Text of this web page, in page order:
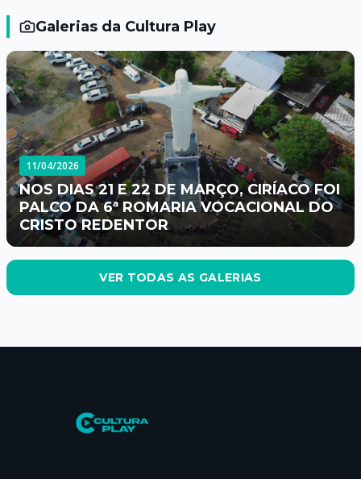
Galerias da Cultura Play
11/04/2026
NOS DIAS 21 E 22 DE MARÇO, CIRÍACO FOI
PALCO DA 6ª ROMARIA VOCACIONAL DO
CRISTO REDENTOR
VER TODAS AS GALERIAS